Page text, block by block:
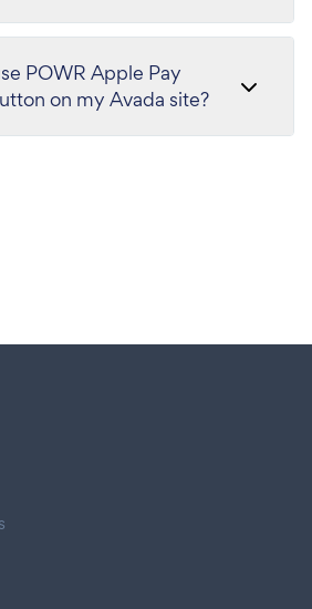
POWR Apple Pay
on my Avada site?